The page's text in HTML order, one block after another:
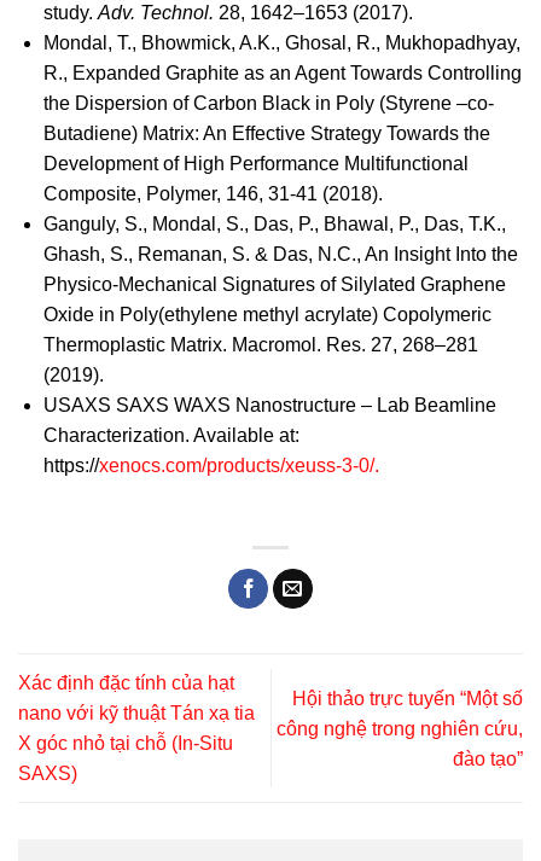
study. Adv. Technol. 28, 1642–1653 (2017).
Mondal, T., Bhowmick, A.K., Ghosal, R., Mukhopadhyay,
R., Expanded Graphite as an Agent Towards Controlling
the Dispersion of Carbon Black in Poly (Styrene –co-
Butadiene) Matrix: An Effective Strategy Towards the
Development of High Performance Multifunctional
Composite, Polymer, 146, 31-41 (2018).
Ganguly, S., Mondal, S., Das, P., Bhawal, P., Das, T.K.,
Ghash, S., Remanan, S. & Das, N.C., An Insight Into the
Physico-Mechanical Signatures of Silylated Graphene
Oxide in Poly(ethylene methyl acrylate) Copolymeric
Thermoplastic Matrix. Macromol. Res. 27, 268–281
(2019).
USAXS SAXS WAXS Nanostructure – Lab Beamline
Characterization. Available at:
https://xenocs.com/products/xeuss-3-0/.
Xác định đặc tính của hạt
nano với kỹ thuật Tán xạ tia
X góc nhỏ tại chỗ (In-Situ
SAXS)
Hội thảo trực tuyến “Một số
công nghệ trong nghiên cứu,
đào tạo”